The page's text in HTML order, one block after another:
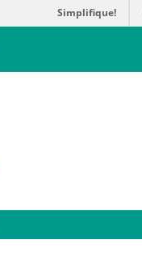
Simplifique!